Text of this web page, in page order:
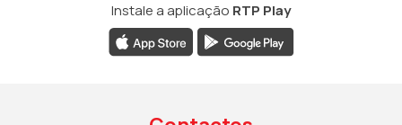
Instale a aplicação RTP Play